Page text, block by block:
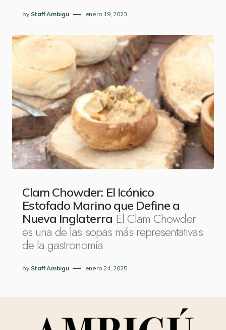
by Staff Ambigu enero 19, 2023
Clam Chowder: El Icónico
Estofado Marino que Define a
Nueva Inglaterra El Clam Chowder
es una de las sopas más representativas
de la gastronomía
by Staff Ambigu enero 24, 2025